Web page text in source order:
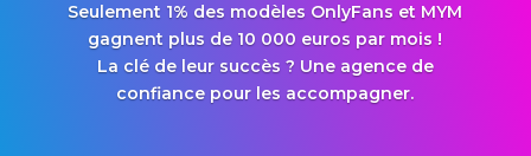
Seulement 1% des modèles OnlyFans et MYM
gagnent plus de 10 000 euros par mois !
La clé de leur succès ? Une agence de
confiance pour les accompagner.